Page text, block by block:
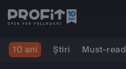
10 ani Ştiri Must-read